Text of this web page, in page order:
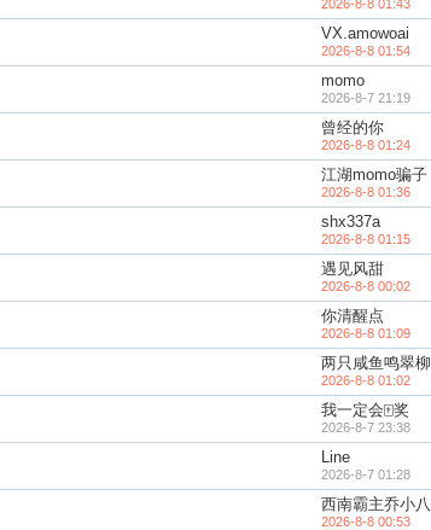
2026-8-8 01:43
VX.amowoai
2026-8-8 01:54
momo
2026-8-7 21:19
曾经的你
2026-8-8 01:24
江湖momo骗子
2026-8-8 01:36
shx337a
2026-8-8 01:15
遇见风甜
2026-8-8 00:02
你清醒点
2026-8-8 01:09
两只咸鱼鸣翠柳
2026-8-8 01:02
我一定会🀄奖
2026-8-7 23:38
Line
2026-8-7 01:28
西南霸主乔小八
2026-8-8 00:53